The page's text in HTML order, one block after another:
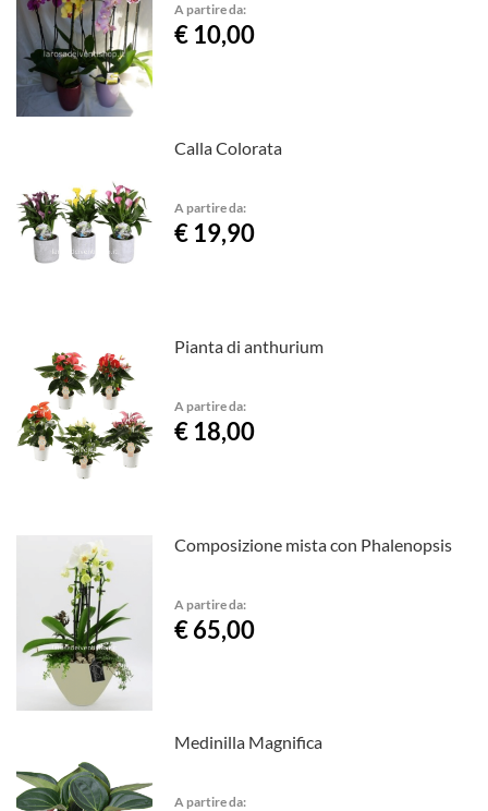
A partire da:
€ 10,00
Calla Colorata
A partire da:
€ 19,90
Pianta di anthurium
A partire da:
€ 18,00
Composizione mista con Phalenopsis
A partire da:
€ 65,00
Medinilla Magnifica
A partire da: